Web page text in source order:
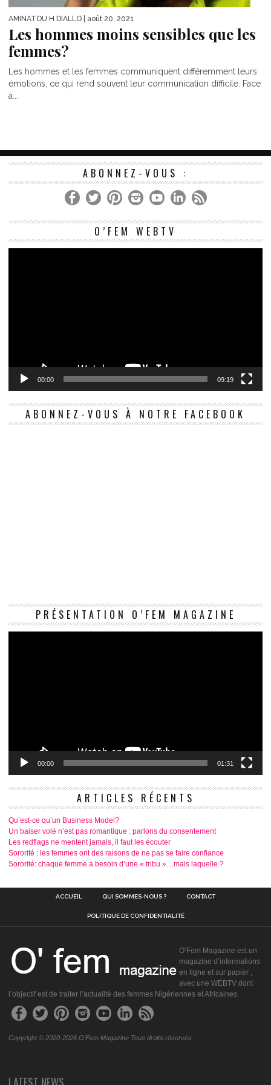
AMINATOU H DIALLO | août 20, 2021
Les hommes moins sensibles que les
femmes?
Les hommes et les femmes communiquent différemment leurs
émotions, ce qui rend souvent leur communication difficile. Face
à...
ABONNEZ-VOUS :
O’FEM WEBTV
00:00 09:19
ABONNEZ-VOUS À NOTRE FACEBOOK
PRÉSENTATION O’FEM MAGAZINE
00:00 01:31
ARTICLES RÉCENTS
Qu’est-ce qu’un Business Model?
Un baiser volé n’est pas romantique : parlons du consentement
Les redflags ne mentent jamais, il faut les écouter
Sororité : les femmes ont des raisons de ne pas se faire confiance
Sororité: chaque femme a besoin d’une « tribu »…mais laquelle ?
ACCUEIL QUI SOMMES-NOUS ? CONTACT
POLITIQUE DE CONFIDENTIALITÉ
O’Fem Magazine est un
magazine d’informations
en ligne et sur papier ,
avec une WEBTV dont
l’objectif est de traiter l’actualité des femmes Nigériennes et Africaines.
Copyright © 2020-2026 O'Fem Magazine Tous droits réservés
LATEST NEWS